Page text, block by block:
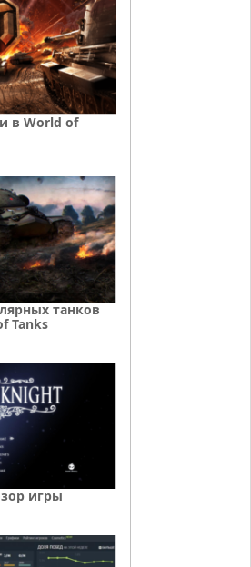
в World of
танков
Tanks
игры